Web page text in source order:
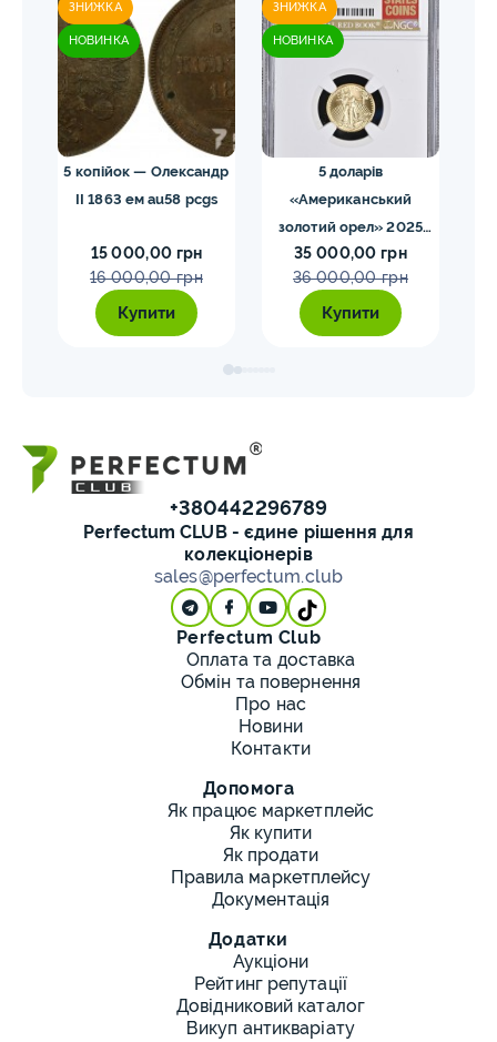
ЗНИЖКА
НОВИНКА
5 копійок — Олександр
II 1863 ем au58 pcgs
15 000,00 грн
16 000,00 грн
Купити
ЗНИЖКА
НОВИНКА
5 доларів
«Американський
золотий орел» 2025
MS70 NGC орел тип2
35 000,00 грн
36 000,00 грн
Купити
+380442296789
Perfectum CLUB - єдине рішення для
колекціонерів
sales@perfectum.club
Perfectum Club
Оплата та доставка
Обмін та повернення
Про нас
Новини
Контакти
Допомога
Як працює маркетплейс
Як купити
Як продати
Правила маркетплейсу
Документація
Додатки
Аукціони
Рейтинг репутації
Довідниковий каталог
Викуп антикваріату